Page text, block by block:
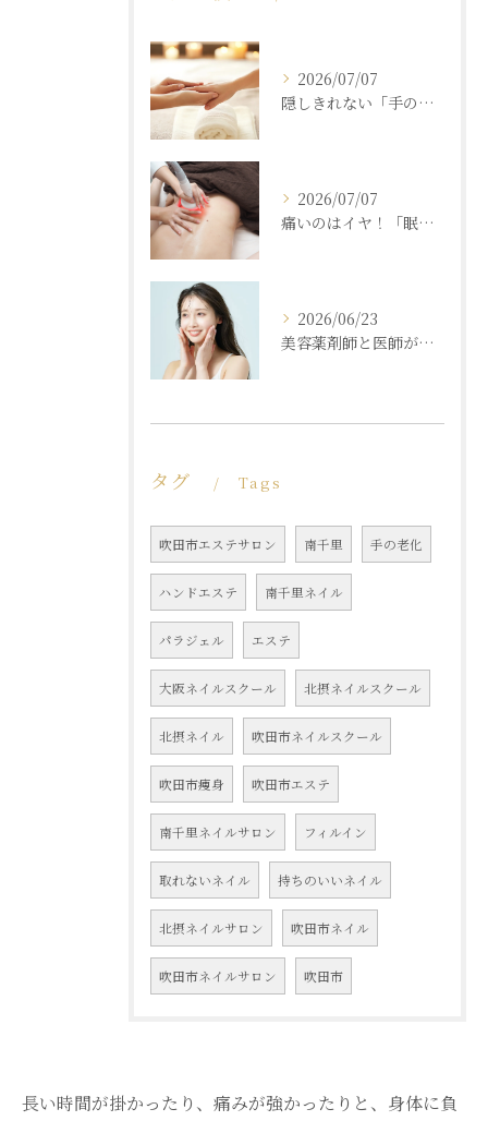
2026/07/07
隠しきれない「手の老化」を根本ケア！ふっくら若々しい手肌を取り戻す本格ハンドエステ
2026/07/07
痛いのはイヤ！「眠れるほど気持ちいいのに結果が出る」痩身エステの秘密
2026/06/23
美容薬剤師と医師が共同開発した商材と「真皮層フェイシャル」で内側からもっちり潤う素肌へ
タグ Tags
吹田市エステサロン 南千里 手の老化
ハンドエステ 南千里ネイル
パラジェル エステ
大阪ネイルスクール 北摂ネイルスクール
北摂ネイル 吹田市ネイルスクール
吹田市痩身 吹田市エステ
南千里ネイルサロン フィルイン
取れないネイル 持ちのいいネイル
北摂ネイルサロン 吹田市ネイル
吹田市ネイルサロン 吹田市
長い時間が掛かったり、痛みが強かったりと、身体に負